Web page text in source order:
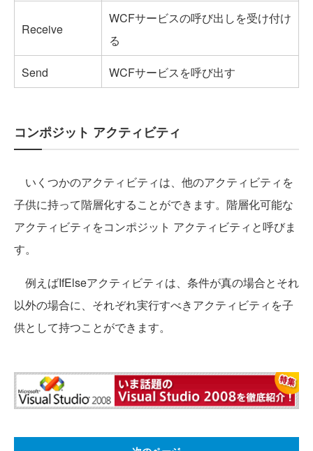
Receive
WCFサービスの呼び出しを受け付け
る
Send
WCFサービスを呼び出す
コンポジット アクティビティ
いくつかのアクティビティは、他のアクティビティを
子供に持って階層化することができます。階層化可能な
アクティビティをコンポジット アクティビティと呼びま
す。
例えばIfElseアクティビティは、条件が真の場合とそれ
以外の場合に、それぞれ実行すべきアクティビティを子
供として持つことができます。